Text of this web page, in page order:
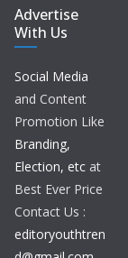
Advertise
With Us
Social Media
and Content
Promotion Like
Branding,
Election, etc at
Best Ever Price
Contact Us :
editoryouthtren